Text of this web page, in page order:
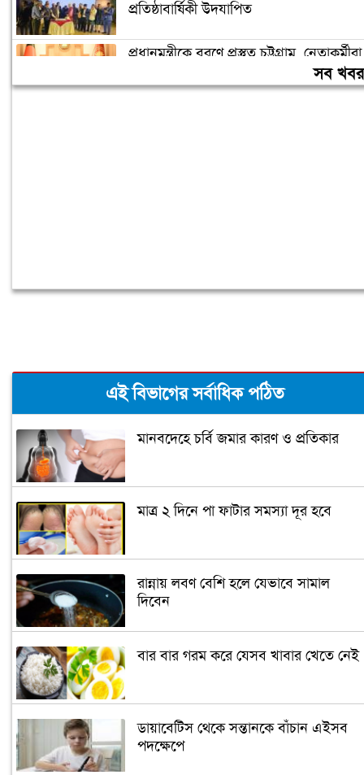
প্রতিষ্ঠাবার্ষিকী উদযাপিত
প্রধানমন্ত্রীকে বরণে প্রস্তুত চট্টগ্রাম, নেতাকর্মীরা
সব
এই বিভাগের সর্বাধিক পঠিত
মানবদেহে চর্বি জমার কারণ ও প্রতিকার
মাত্র ২ দিনে পা ফাটার সমস্যা দূর হবে
রান্নায় লবণ বেশি হলে যেভাবে সামাল
দিবেন
বার বার গরম করে যেসব খাবার খেতে নেই
ডায়াবেটিস থেকে সন্তানকে বাঁচান এইসব
পদক্ষেপে